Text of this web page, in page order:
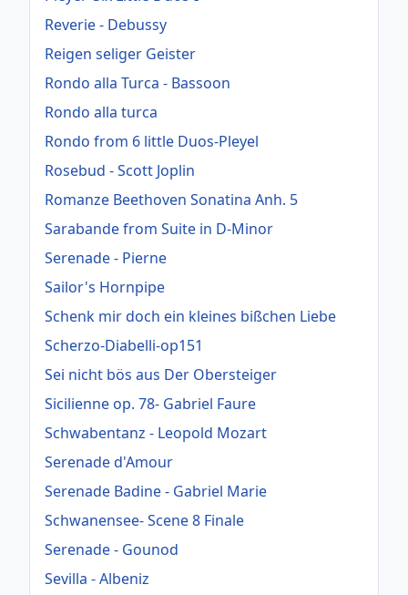
Reverie - Debussy
Reigen seliger Geister
Rondo alla Turca - Bassoon
Rondo alla turca
Rondo from 6 little Duos-Pleyel
Rosebud - Scott Joplin
Romanze Beethoven Sonatina Anh. 5
Sarabande from Suite in D-Minor
Serenade - Pierne
Sailor's Hornpipe
Schenk mir doch ein kleines bißchen Liebe
Scherzo-Diabelli-op151
Sei nicht bös aus Der Obersteiger
Sicilienne op. 78- Gabriel Faure
Schwabentanz - Leopold Mozart
Serenade d'Amour
Serenade Badine - Gabriel Marie
Schwanensee- Scene 8 Finale
Serenade - Gounod
Sevilla - Albeniz